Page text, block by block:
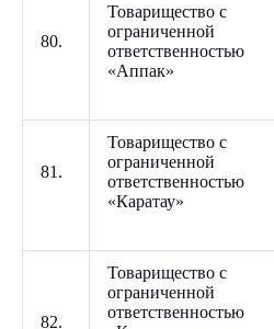
80.
Товарищество с
ограниченной
ответственностью
«Аппак»
81.
Товарищество с
ограниченной
ответственностью
«Каратау»
82.
Товарищество с
ограниченной
ответственностью